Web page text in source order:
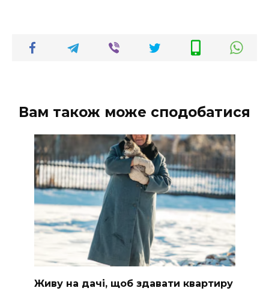
Вам також може сподобатися
Живу на дачі, щоб здавати квартиру